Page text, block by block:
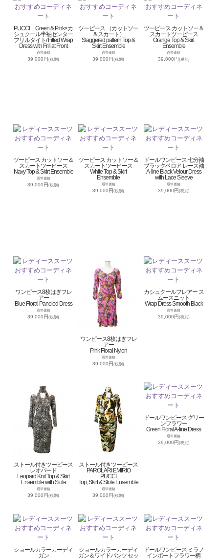
PUCCI Green & PInk×カ
シュクール半袖センター
フリルタイト/ Fitted Wrap
Dress with Frill at Front
通常価格
39,000円(税別)
ツーピース （カットソー
＆スカート）
Staggered pattern Top &
Skirt Ensemble
通常価格
39,000円(税別)
ツーピース カットソー＆
スカートツーピース
Orange Top & Skirt
Ensemble
通常価格
39,000円(税別)
ツーピース カットソー＆
スカートツーピース
Navy Top & Skirt Ensemble
通常価格
39,000円(税別)
ツーピース カットソー＆
スカートツーピース
White Top & Skirt
Ensemble
通常価格
39,000円(税別)
ドールワンピース 七分袖
ブラックベロア レース袖
A-line Black Velour Dress
with Lace Sleeve
通常価格
39,000円(税別)
ワンピース8枚はぎフレ
アー
Blue Floral Paneled Dress
通常価格
39,000円(税別)
ワンピース8枚はぎフレ
アー
Pink Floral Nylon
通常価格
39,000円(税別)
カシュクールフレアー ス
ムースニット
Wrap Dress Smooth Black
通常価格
39,000円(税別)
ストール付きツーピース
レオパード
Leopard Knit Top & Skirt
Ensemble with Stole
通常価格
39,000円(税別)
ストール付きツーピース
PAROLARI EMIRIO
PUCCI
Top, Skirt & Stole Ensemble
通常価格
39,000円(税別)
ドールワンピース グリー
ンフラワー
Green Floral A-line Dress
通常価格
39,000円(税別)
ショールカラーカーディ
ガン
ショールカラーカーディ
ガン＆ワイドパンツ セッ
ドールワンピース ミラノ
インポートフラワー柄